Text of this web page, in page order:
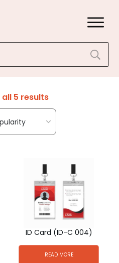
5 results
ID Card (ID-C 004)
READ MORE